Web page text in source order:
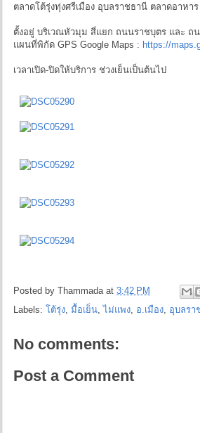
ตลาดโต้รุ่งทุ่งศรีเมือง อุบลราชธานี ตลาดอาหา
ตั้งอยู่ บริเวณหัวมุม สี่แยก ถนนราชบุตร และ ถ
แผนที่พิกัด GPS Google Maps : https://
เวลาเปิด-ปิดให้บริการ ช่วงเย็นเป็นต้นไป
Posted by Thammada at 3:42 PM
Labels: โต้รุ่ง มื้อเย็น ,ไม่แพง อ.เมือง อุบลรา
No comments:
Post a Comment